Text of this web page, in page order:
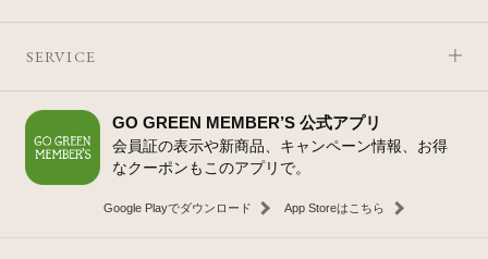
SERVICE
GO GREEN MEMBER’S 公式アプリ
会員証の表示や新商品、キャンペーン情報、お得
なクーポンもこのアプリで。
Google Playでダウンロード App Storeはこちら